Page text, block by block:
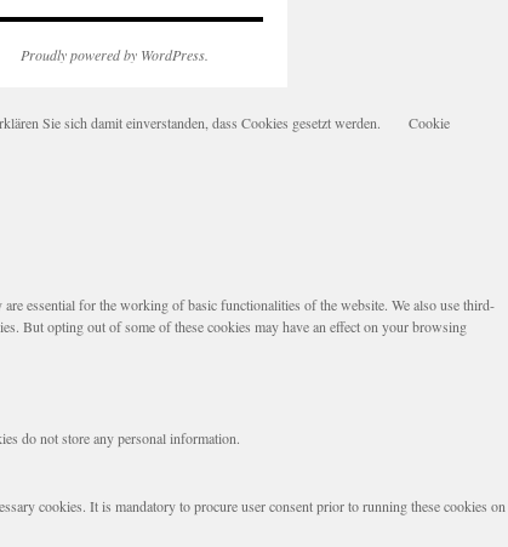
Proudly powered by WordPress.
Sie sich damit einverstanden, dass Cookies gesetzt werden.
Cookie
essential for the working of basic functionalities of the website. We also use third-
But opting out of some of these cookies may have an effect on your browsing
do not store any personal information.
cookies. It is mandatory to procure user consent prior to running these cookies on